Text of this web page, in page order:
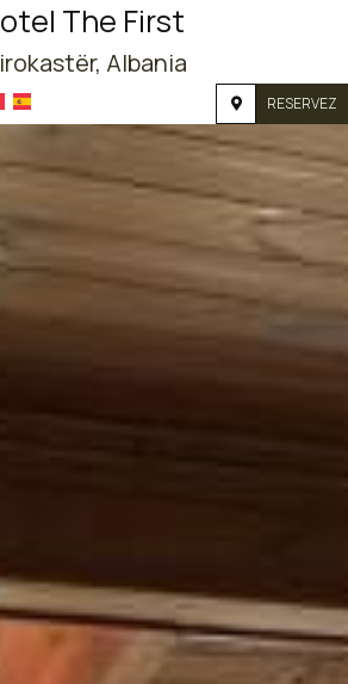
The First
Albania
RESERVEZ
EMPLACEMENT
HÉBERGEMENT
INSTALLATIONS